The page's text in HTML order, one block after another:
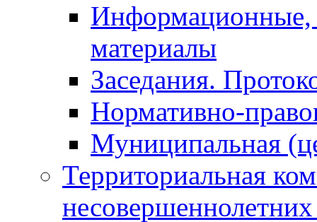
Информационные,
материалы
Заседания.
Нормативно-
Муниципальная
Территориальная